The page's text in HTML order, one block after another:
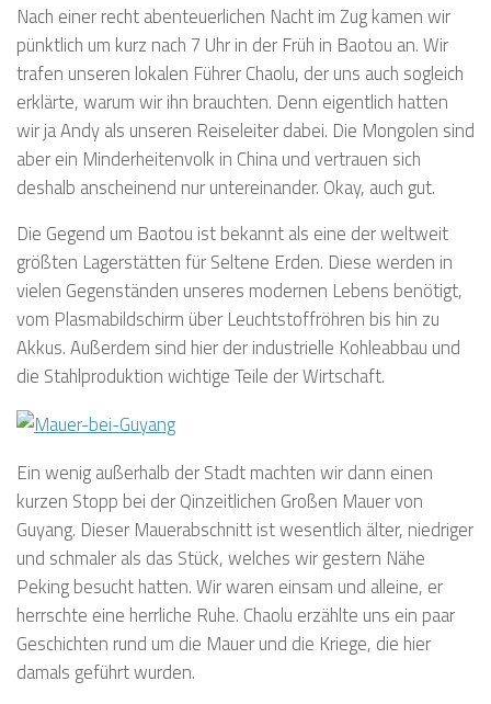
Nach einer recht abenteuerlichen Nacht im Zug kamen wir
pünktlich um kurz nach 7 Uhr in der Früh in Baotou an. Wir
trafen unseren lokalen Führer Chaolu, der uns auch sogleich
erklärte, warum wir ihn brauchten. Denn eigentlich hatten
wir ja Andy als unseren Reiseleiter dabei. Die Mongolen sind
aber ein Minderheitenvolk in China und vertrauen sich
deshalb anscheinend nur untereinander. Okay, auch gut.
Die Gegend um Baotou ist bekannt als eine der weltweit
größten Lagerstätten für Seltene Erden. Diese werden in
vielen Gegenständen unseres modernen Lebens benötigt,
vom Plasmabildschirm über Leuchtstoffröhren bis hin zu
Akkus. Außerdem sind hier der industrielle Kohleabbau und
die Stahlproduktion wichtige Teile der Wirtschaft.
Ein wenig außerhalb der Stadt machten wir dann einen
kurzen Stopp bei der Qinzeitlichen Großen Mauer von
Guyang. Dieser Mauerabschnitt ist wesentlich älter, niedriger
und schmaler als das Stück, welches wir gestern Nähe
Peking besucht hatten. Wir waren einsam und alleine, er
herrschte eine herrliche Ruhe. Chaolu erzählte uns ein paar
Geschichten rund um die Mauer und die Kriege, die hier
damals geführt wurden.